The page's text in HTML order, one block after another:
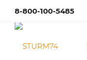
8-800-100-5485